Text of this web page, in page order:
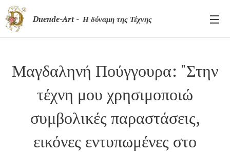
Duende-Art - Η δύναμη της Τέχνης
Μαγδαληνή Πούγγουρα: "Στην
τέχνη μου χρησιμοποιώ
συμβολικές παραστάσεις,
εικόνες εντυπωμένες στο